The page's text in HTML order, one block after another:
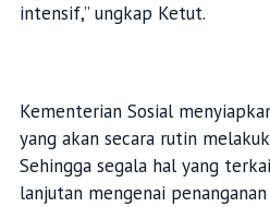
intensif,” ungkap Ketut.
Kementerian Sosial
yang akan secara rutin
Sehingga segala hal yang
lanjutan mengenai